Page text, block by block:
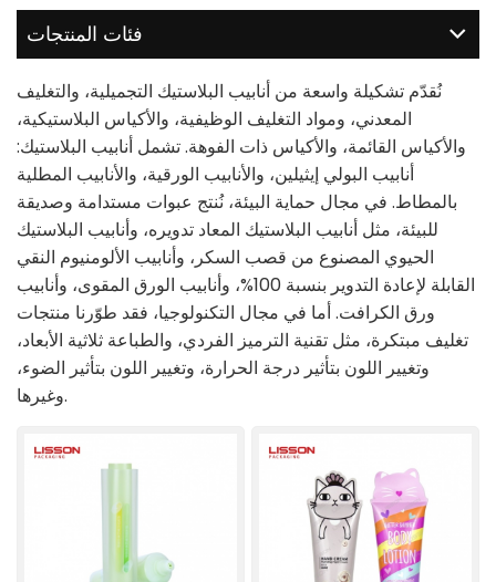
español
português
العربية
日本語
한국의
ไทย
Tiếng việt
中文
فئات المنتجات
نُقدّم تشكيلة واسعة من أنابيب البلاستيك التجميلية، والتغليف
المعدني، ومواد التغليف الوظيفية، والأكياس البلاستيكية،
والأكياس القائمة، والأكياس ذات الفوهة. تشمل أنابيب البلاستيك:
أنابيب البولي إيثيلين، والأنابيب الورقية، والأنابيب المطلية
بالمطاط. في مجال حماية البيئة، نُنتج عبوات مستدامة وصديقة
للبيئة، مثل أنابيب البلاستيك المعاد تدويره، وأنابيب البلاستيك
الحيوي المصنوع من قصب السكر، وأنابيب الألومنيوم النقي
القابلة لإعادة التدوير بنسبة 100%، وأنابيب الورق المقوى، وأنابيب
ورق الكرافت. أما في مجال التكنولوجيا، فقد طوّرنا منتجات
تغليف مبتكرة، مثل تقنية الترميز الفردي، والطباعة ثلاثية الأبعاد،
وتغيير اللون بتأثير درجة الحرارة، وتغيير اللون بتأثير الضوء،
وغيرها.